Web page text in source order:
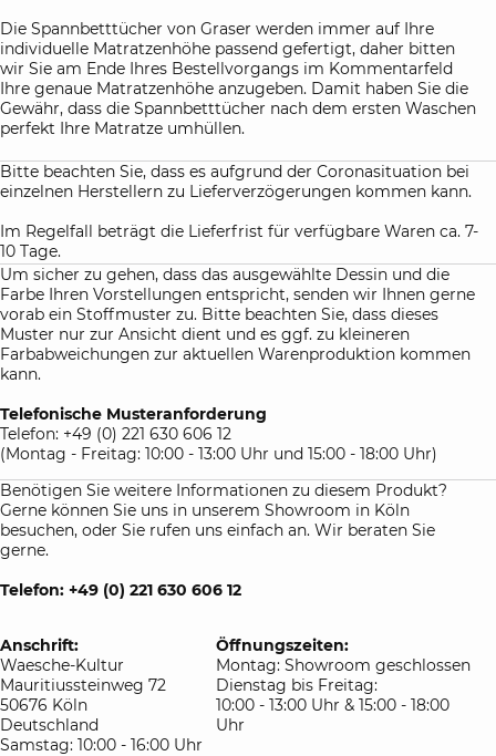
Die Spannbetttücher von Graser werden immer auf Ihre
individuelle Matratzenhöhe passend gefertigt, daher bitten
wir Sie am Ende Ihres Bestellvorgangs im Kommentarfeld
Ihre genaue Matratzenhöhe anzugeben. Damit haben Sie die
Gewähr, dass die Spannbetttücher nach dem ersten Waschen
perfekt Ihre Matratze umhüllen.
Bitte beachten Sie, dass es aufgrund der Coronasituation bei
einzelnen Herstellern zu Lieferverzögerungen kommen kann.
Im Regelfall beträgt die Lieferfrist für verfügbare Waren ca. 7-
10 Tage.
Um sicher zu gehen, dass das ausgewählte Dessin und die
Farbe Ihren Vorstellungen entspricht, senden wir Ihnen gerne
vorab ein Stoffmuster zu. Bitte beachten Sie, dass dieses
Muster nur zur Ansicht dient und es ggf. zu kleineren
Farbabweichungen zur aktuellen Warenproduktion kommen
kann.
Telefonische Musteranforderung
Telefon: +49 (0) 221 630 606 12
(Montag - Freitag: 10:00 - 13:00 Uhr und 15:00 - 18:00 Uhr)
Benötigen Sie weitere Informationen zu diesem Produkt?
Gerne können Sie uns in unserem Showroom in Köln
besuchen, oder Sie rufen uns einfach an. Wir beraten Sie
gerne.
Telefon: +49 (0) 221 630 606 12
Anschrift:
Waesche-Kultur
Mauritiussteinweg 72
50676 Köln
Deutschland
Öffnungszeiten:
Montag: Showroom geschlossen
Dienstag bis Freitag:
10:00 - 13:00 Uhr & 15:00 - 18:00
Uhr
Samstag: 10:00 - 16:00 Uhr